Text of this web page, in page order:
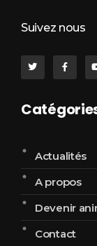
Suivez nous
Actualités
A propos
Devenir
Contact